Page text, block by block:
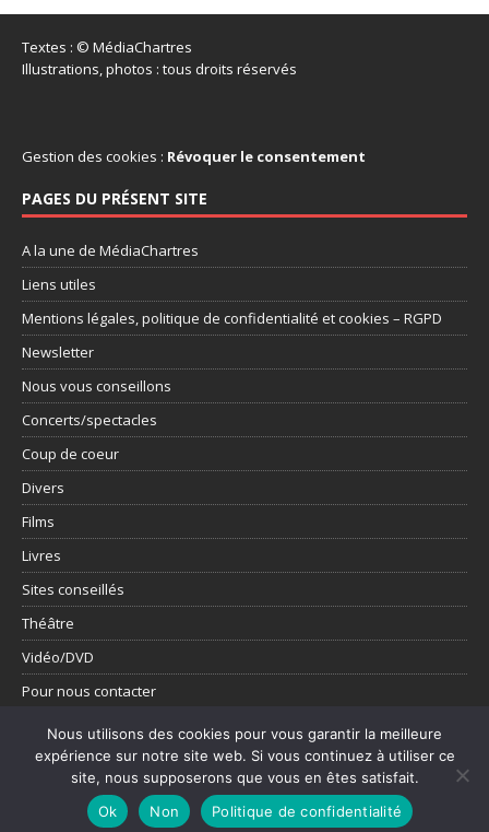
Textes : © MédiaChartres
Illustrations, photos : tous droits réservés
Gestion des cookies : Révoquer le consentement
PAGES DU PRÉSENT SITE
A la une de MédiaChartres
Liens utiles
Mentions légales, politique de confidentialité et cookies – RGPD
Newsletter
Nous vous conseillons
Concerts/spectacles
Coup de coeur
Divers
Films
Livres
Sites conseillés
Théâtre
Vidéo/DVD
Pour nous contacter
Présentation
Tous les articles
Copyright © 2026 | Thème WordPress parMH Themes
Nous utilisons des cookies pour vous garantir la meilleure
expérience sur notre site web. Si vous continuez à utiliser ce
site, nous supposerons que vous en êtes satisfait.
Ok
Non Politique de confidentialité